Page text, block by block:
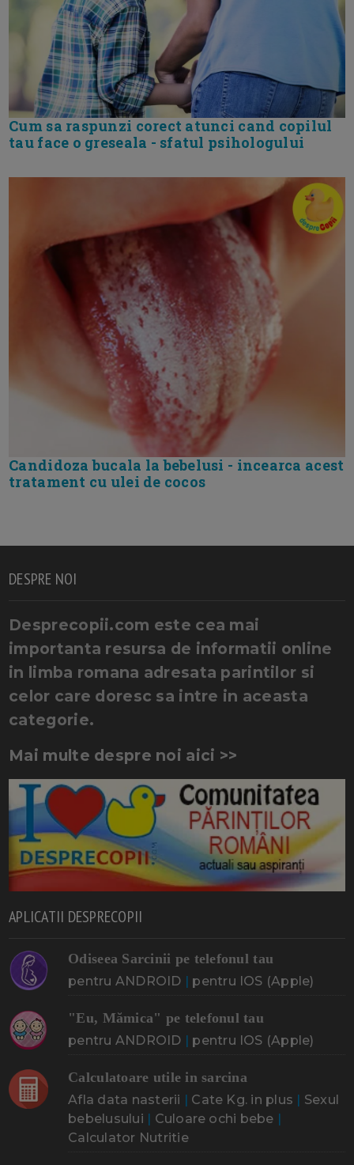
Cum sa raspunzi corect atunci cand copilul
tau face o greseala - sfatul psihologului
Candidoza bucala la bebelusi - incearca acest
tratament cu ulei de cocos
DESPRE NOI
Desprecopii.com este cea mai
importanta resursa de informatii online
in limba romana adresata parintilor si
celor care doresc sa intre in aceasta
categorie.
Mai multe despre noi aici >>
APLICATII DESPRECOPII
Odiseea Sarcinii pe telefonul tau
pentru ANDROID | pentru IOS (Apple)
"Eu, Mămica" pe telefonul tau
pentru ANDROID | pentru IOS (Apple)
Calculatoare utile in sarcina
Afla data nasterii | Cate Kg. in plus | Sexul
bebelusului | Culoare ochi bebe |
Calculator Nutritie